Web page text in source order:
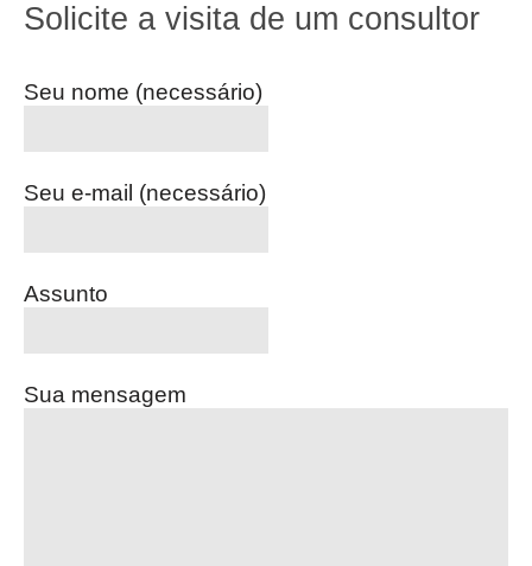
Solicite a visita de um consultor
Seu nome (necessário)
Seu e-mail (necessário)
Assunto
Sua mensagem